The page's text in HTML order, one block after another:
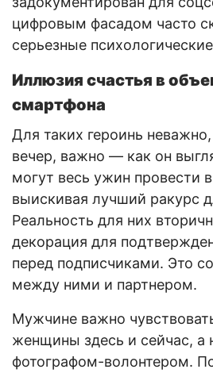
цифровым фасадом часто
серьезные
Иллюзия счастья в
смартфона
Для таких героинь
вечер, важно — как он
могут весь ужин провести
выискивая лучший ракурс
Реальность для них
декорация для
перед подписчиками. Это
между ними и партнером.
Мужчине важно
женщины здесь и сейчас, а
фотографом-волонтером.